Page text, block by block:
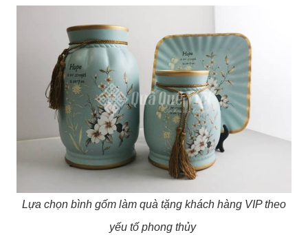
Lựa chọn bình gốm làm quà tặng khách hàng VIP theo
yếu tố phong thủy